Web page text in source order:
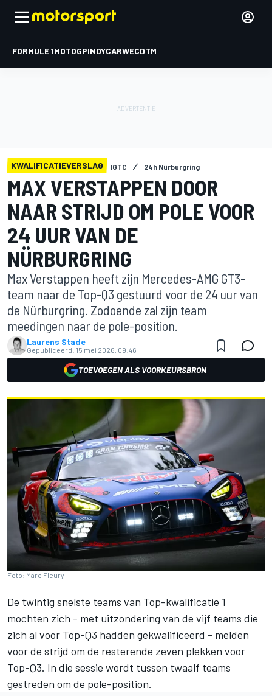
FORMULE 1MOTOGPINDYCARWECDTM
KWALIFICATIEVERSLAG IGTC 24h Nürburgring
MAX VERSTAPPEN DOOR
NAAR STRIJD OM POLE VOOR
24 UUR VAN DE
NÜRBURGRING
Max Verstappen heeft zijn Mercedes-AMG GT3-
team naar de Top-Q3 gestuurd voor de 24 uur van
de Nürburgring. Zodoende zal zijn team
meedingen naar de pole-position.
Laurens Stade
Gepubliceerd: 15 mei 2026, 09:46
TOEVOEGEN ALS VOORKEURSBRON
Foto: Marc Fleury
De twintig snelste teams van Top-kwalificatie 1
mochten zich - met uitzondering van de vijf teams die
zich al voor Top-Q3 hadden gekwalificeerd - melden
voor de strijd om de resterende zeven plekken voor
Top-Q3. In die sessie wordt tussen twaalf teams
gestreden om de pole-position.